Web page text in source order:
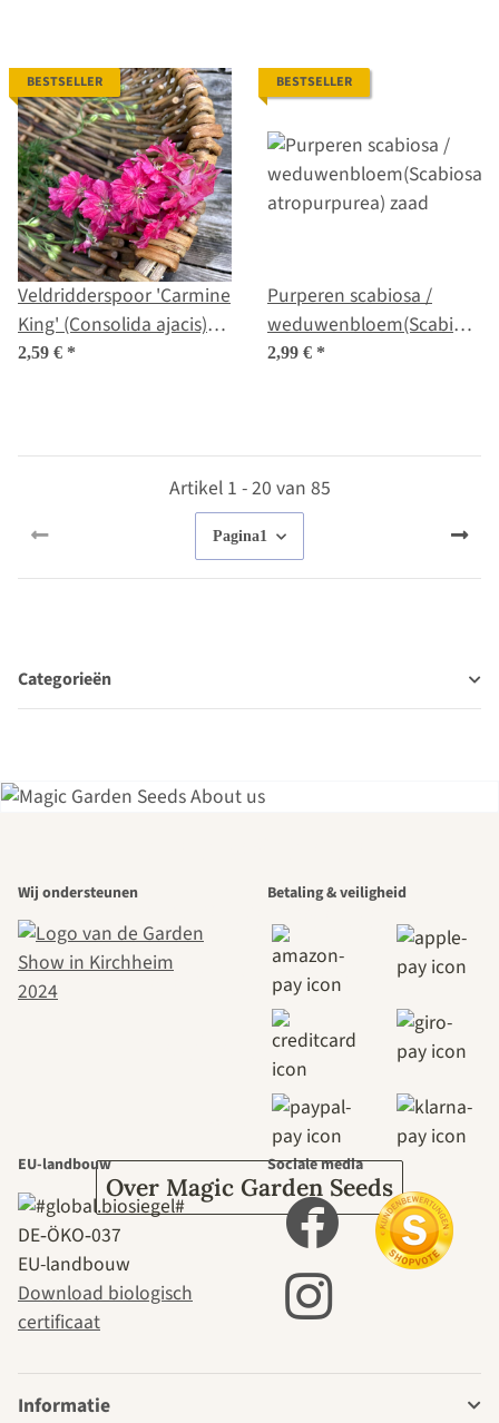
BESTSELLER
Veldridderspoor 'Carmine
King' (Consolida ajacis)
zaden
2,59 € *
BESTSELLER
Purperen scabiosa /
weduwenbloem(Scabiosa
atropurpurea) zaad
2,99 € *
Artikel 1 - 20 van 85
Pagina1
Categorieën
mooiste paden
naar onszelf
leidt door de
tuin.
Over Magic Garden Seeds
Wij ondersteunen Betaling & veiligheid
EU-landbouw
DE‑ÖKO‑037
EU-landbouw
Download biologisch
certificaat
Sociale media
Informatie